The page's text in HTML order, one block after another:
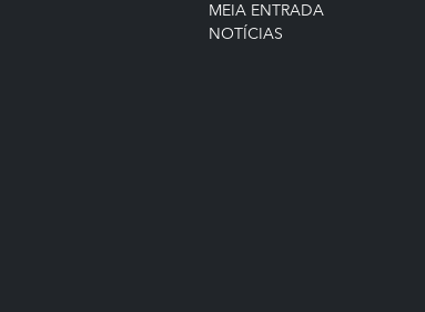
MEIA ENTRADA
NOTÍCIAS